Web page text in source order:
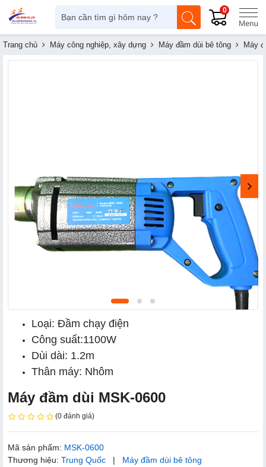
0
Trang chủ Máy công nghiệp, xây dựng Máy đầm dùi bê tông Máy
Loại: Đầm chạy điện
Công suất:1100W
Dùi dài: 1.2m
Thân máy: Nhôm
Máy đầm dùi MSK-0600
(0 đánh giá)
Mã sản phẩm: MSK-0600
Thương hiệu: Trung Quốc | Máy đầm dùi bê tông